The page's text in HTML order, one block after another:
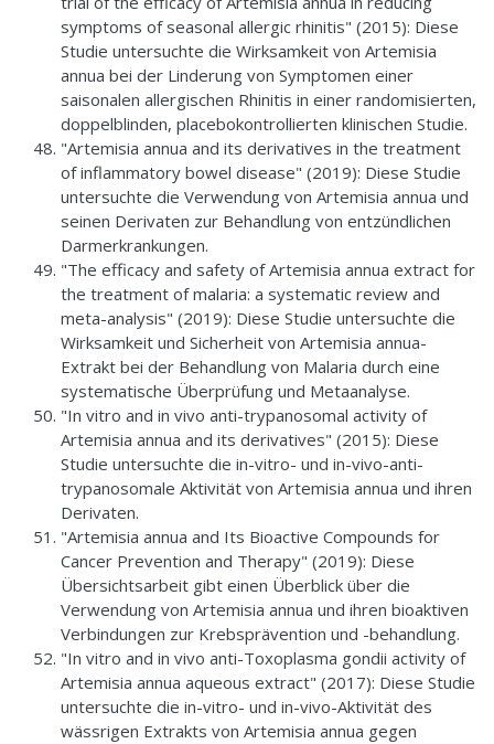
symptoms of seasonal allergic rhinitis" (2015): Diese
Studie untersuchte die Wirksamkeit von Artemisia
annua bei der Linderung von Symptomen einer
saisonalen allergischen Rhinitis in einer randomisierten,
doppelblinden, placebokontrollierten klinischen Studie.
"Artemisia annua and its derivatives in the treatment
of inflammatory bowel disease" (2019): Diese Studie
untersuchte die Verwendung von Artemisia annua und
seinen Derivaten zur Behandlung von entzündlichen
Darmerkrankungen.
"The efficacy and safety of Artemisia annua extract for
the treatment of malaria: a systematic review and
meta-analysis" (2019): Diese Studie untersuchte die
Wirksamkeit und Sicherheit von Artemisia annua-
Extrakt bei der Behandlung von Malaria durch eine
systematische Überprüfung und Metaanalyse.
"In vitro and in vivo anti-trypanosomal activity of
Artemisia annua and its derivatives" (2015): Diese
Studie untersuchte die in-vitro- und in-vivo-anti-
trypanosomale Aktivität von Artemisia annua und ihren
Derivaten.
"Artemisia annua and Its Bioactive Compounds for
Cancer Prevention and Therapy" (2019): Diese
Übersichtsarbeit gibt einen Überblick über die
Verwendung von Artemisia annua und ihren bioaktiven
Verbindungen zur Krebsprävention und -behandlung.
"In vitro and in vivo anti-Toxoplasma gondii activity of
Artemisia annua aqueous extract" (2017): Diese Studie
untersuchte die in-vitro- und in-vivo-Aktivität des
wässrigen Extrakts von Artemisia annua gegen